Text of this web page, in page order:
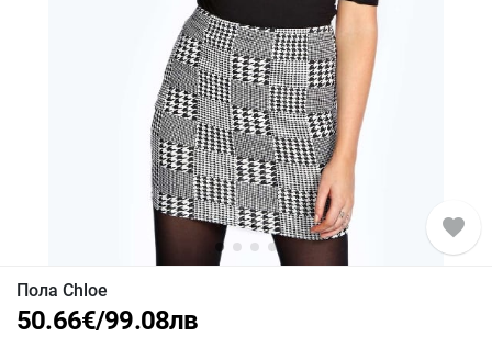
favorite
Пола Chloe
50.66€/99.08лв